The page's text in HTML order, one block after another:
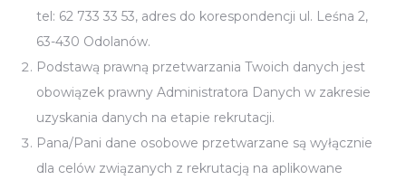
tel: 62 733 33 53, adres do korespondencji ul. Leśna 2,
63-430 Odolanów.
Podstawą prawną przetwarzania Twoich danych jest
obowiązek prawny Administratora Danych w zakresie
uzyskania danych na etapie rekrutacji.
Pana/Pani dane osobowe przetwarzane są wyłącznie
dla celów związanych z rekrutacją na aplikowane